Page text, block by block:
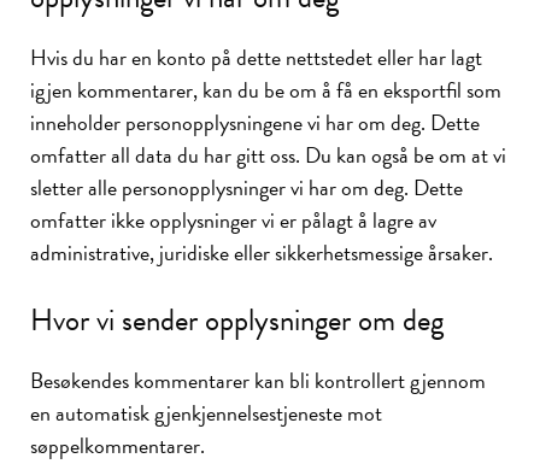
Hvis du har en konto på dette nettstedet eller har lagt
igjen kommentarer, kan du be om å få en eksportfil som
inneholder personopplysningene vi har om deg. Dette
omfatter all data du har gitt oss. Du kan også be om at vi
sletter alle personopplysninger vi har om deg. Dette
omfatter ikke opplysninger vi er pålagt å lagre av
administrative, juridiske eller sikkerhetsmessige årsaker.
Hvor vi sender opplysninger om deg
Besøkendes kommentarer kan bli kontrollert gjennom
en automatisk gjenkjennelsestjeneste mot
søppelkommentarer.